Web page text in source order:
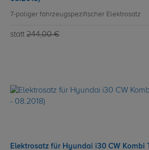
7-poliger fahrzeugspezifischer Elektrosatz
statt 244,00 €
Elektrosatz für Hyundai i30 CW Kombi